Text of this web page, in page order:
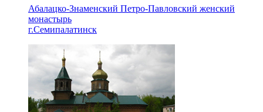
Абалацко-Знаменский Петро-Павловский женский
монастырь
г.Семипалатинск